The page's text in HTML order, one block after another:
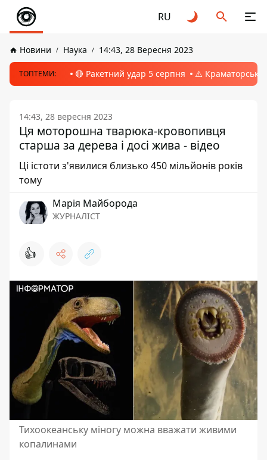
RU
Новини Наука 14:43, 28 Вересня 2023
ТОПТЕМИ: 🔴 Ракетний удар 5 серпня ⚠️ Краматорськ,
14:43, 28 вересня 2023
Ця моторошна тварюка-кровопивця
старша за дерева і досі жива - відео
Ці істоти з'явилися близько 450 мільйонів років
тому
Марія Майборода
ЖУРНАЛІСТ
👍
Тихоокеанську міногу можна вважати живими
копалинами